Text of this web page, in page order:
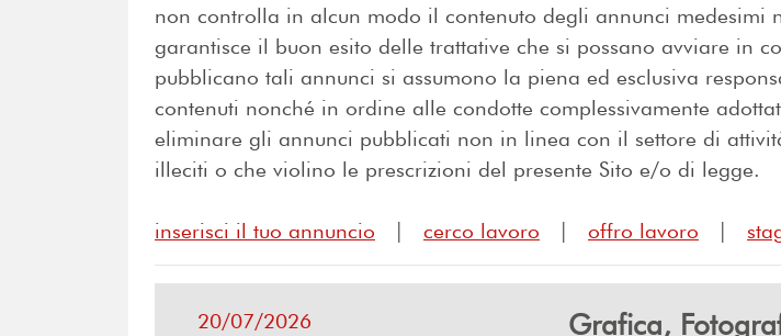
non controlla in alcun modo il contenuto degli annunci medesimi
garantisce il buon esito delle trattative che si possano avviare in
pubblicano tali annunci si assumono la piena ed esclusiva
contenuti nonché in ordine alle condotte complessivamente
eliminare gli annunci pubblicati non in linea con il settore di
illeciti o che violino le prescrizioni del presente Sito e/o di legge.
inserisci il tuo annuncio cerco lavoro offro lavoro
20/07/2026 Grafica,